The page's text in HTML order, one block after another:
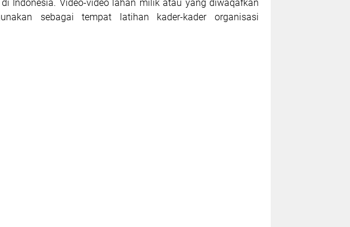
Indonesia. Video-video lahan milik atau yang diwaqafkan
sebagai tempat latihan kader-kader organisasi